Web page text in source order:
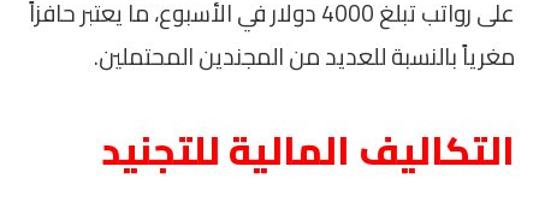
على رواتب تبلغ 4000 دولار في الأسبوع، ما يعتبر حافزاً
مغرياً بالنسبة للعديد من المجندين المحتملين.
التكاليف المالية للتجنيد